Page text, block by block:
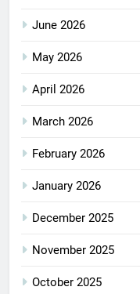
June 2026
May 2026
April 2026
March 2026
February 2026
January 2026
December 2025
November 2025
October 2025